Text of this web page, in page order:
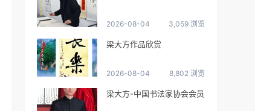
2026-08-04 3,059 浏览
梁大方作品欣赏
2026-08-04 8,802 浏览
梁大方-中国书法家协会会员